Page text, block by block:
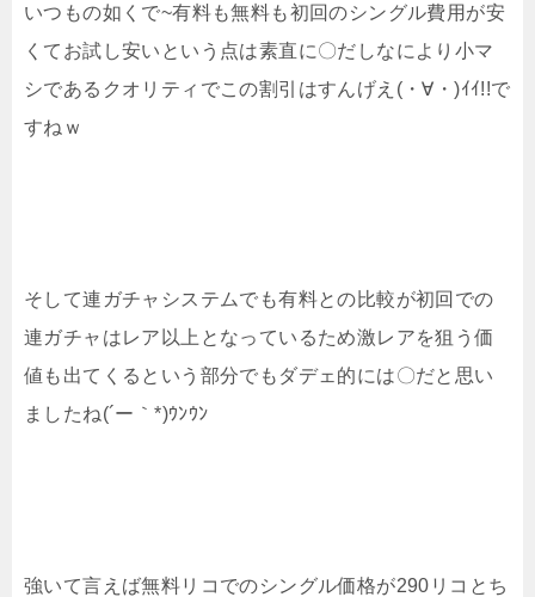
いつもの如くで~有料も無料も初回のシングル費用が安
くてお試し安いという点は素直に〇だしなにより小マ
シであるクオリティでこの割引はすんげえ(・∀・)ｲｲ!!で
すねｗ
そして連ガチャシステムでも有料との比較が初回での
連ガチャはレア以上となっているため激レアを狙う価
値も出てくるという部分でもダデェ的には〇だと思い
ましたね(´ー｀*)ｳﾝｳﾝ
強いて言えば無料リコでのシングル価格が290リコとち